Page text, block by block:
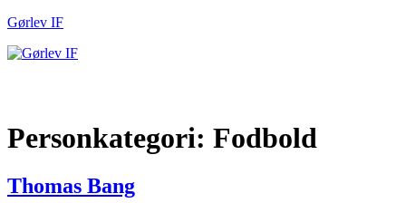
Gørlev IF
Personkategori: Fodbold
Thomas Bang